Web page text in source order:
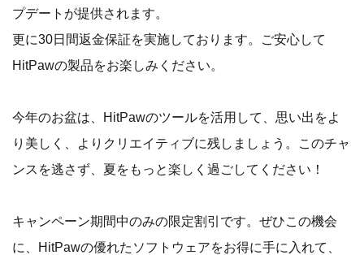
プデートが提供されます。
更に30日間返金保証を実施しております。ご安心して
HitPawの製品をお楽しみください。
今年のお盆は、HitPawのツールを活用して、思い出をよ
り美しく、よりクリエイティブに残しましょう。このチャ
ンスを逃さず、夏をもっと楽しく過ごしてください！
キャンペーン期間中のみの限定割引です。ぜひこの機会
に、HitPawの優れたソフトウェアをお得に手に入れて、